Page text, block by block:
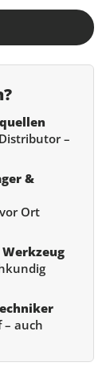
–
&
Ort
– auch